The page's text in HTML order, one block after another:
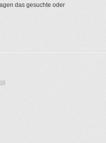
das gesuchte oder